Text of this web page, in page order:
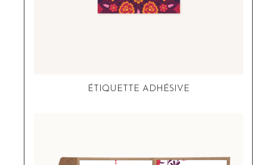
ÉTIQUETTE ADHÉSIVE